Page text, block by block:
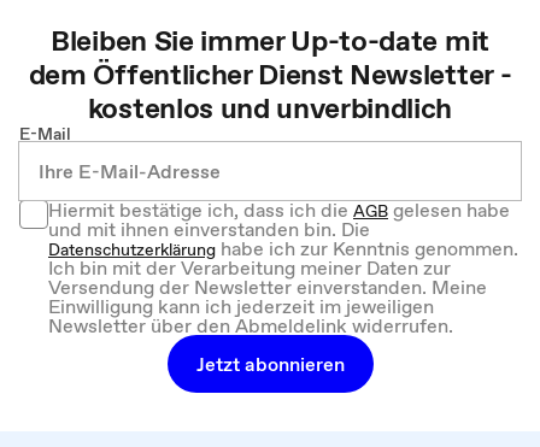
Bleiben Sie immer Up-to-date mit
dem Öffentlicher Dienst Newsletter -
kostenlos und unverbindlich
E-Mail
Hiermit bestätige ich, dass ich dieAGBgelesen habe
und mit ihnen einverstanden bin. Die
Datenschutzerklärung habe ich zur Kenntnis genommen.
Ich bin mit der Verarbeitung meiner Daten zur
Versendung der Newsletter einverstanden. Meine
Einwilligung kann ich jederzeit im jeweiligen
Newsletter über den Abmeldelink widerrufen.
Jetzt abonnieren